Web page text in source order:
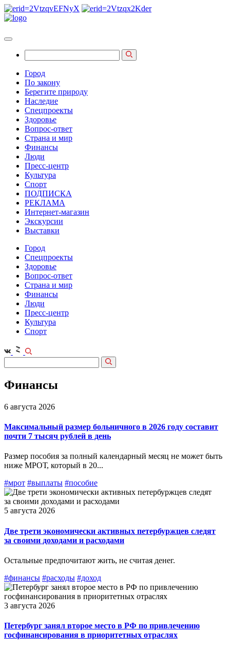
Город
По закону
Берегите природу
Наследие
Спецпроекты
Здоровье
Вопрос-ответ
Страна и мир
Финансы
Люди
Пресс-центр
Культура
Спорт
ПОДПИСКА
РЕКЛАМА
Интернет-магазин
Экскурсии
Выставки
Город
Спецпроекты
Здоровье
Вопрос-ответ
Страна и мир
Финансы
Люди
Пресс-центр
Культура
Спорт
Финансы
6 августа 2026
Максимальный размер больничного в 2026 году составит
почти 7 тысяч рублей в день
Размер пособия за полный календарный месяц не может быть
ниже МРОТ, который в 20...
#мрот #выплаты #пособие
5 августа 2026
Две трети экономически активных петербуржцев следят
за своими доходами и расходами
Остальные предпочитают жить, не считая денег.
#финансы #расходы #доход
3 августа 2026
Петербург занял второе место в РФ по привлечению
госфинансирования в приоритетных отраслях